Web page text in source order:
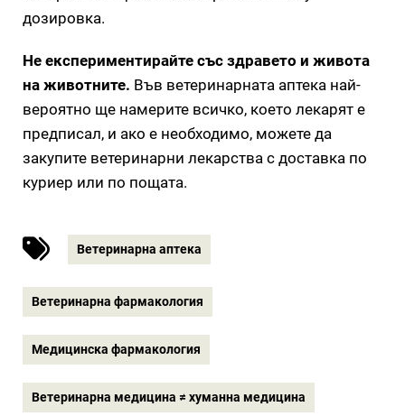
дозировка.
Не експериментирайте със здравето и живота
на животните. Във ветеринарната аптека най-
вероятно ще намерите всичко, което лекарят е
предписал, и ако е необходимо, можете да
закупите ветеринарни лекарства с доставка по
куриер или по пощата.
Ветеринарна аптека
Ветеринарна фармакология
Медицинска фармакология
Ветеринарна медицина ≠ хуманна медицина